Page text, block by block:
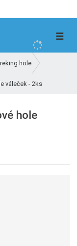
☰
hole
váleček - 2ks
hole